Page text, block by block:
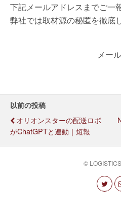
下記メールアドレスまでご一
弊社では取材源の秘匿を徹底
メー
以前の投稿
オリオンスターの配送ロボ
がChatGPTと連動｜短報
©